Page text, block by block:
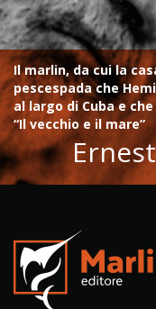
Il marlin, da cui la
pescespada che
al largo di Cuba e
“Il vecchio e il mare”
Ernest